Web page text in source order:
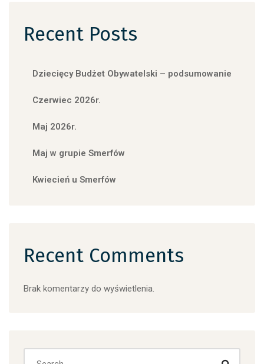
Recent Posts
Dziecięcy Budżet Obywatelski – podsumowanie
Czerwiec 2026r.
Maj 2026r.
Maj w grupie Smerfów
Kwiecień u Smerfów
Recent Comments
Brak komentarzy do wyświetlenia.